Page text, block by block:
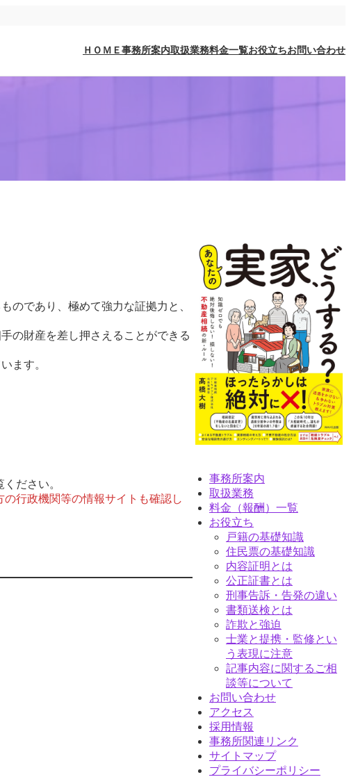
ＨＯＭＥ事務所案内取扱業務料金一覧お役立ちお問い合わせ
のであり、極めて強力な証拠力と、
の財産を差し押さえることができる
ます。
ください。
行政機関等の情報サイトも確認し
事務所案内
取扱業務
料金（報酬）一覧
お役立ち
戸籍の基礎知識
住民票の基礎知識
内容証明とは
公正証書とは
刑事告訴・告発の違い
書類送検とは
詐欺と強迫
士業と提携・監修とい
う表現に注意
記事内容に関するご相
談等について
お問い合わせ
アクセス
採用情報
事務所関連リンク
サイトマップ
プライバシーポリシー